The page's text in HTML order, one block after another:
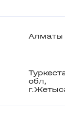
Алматы
обл,